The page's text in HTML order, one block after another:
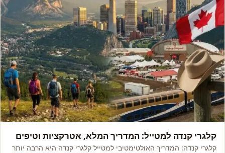
קלגרי קנדה למטייל: המדריך המלא, אטרקציות וטיפים
קלגרי קנדה: המדריך האולטימטיבי למטייל קלגרי קנדה היא הרבה יותר